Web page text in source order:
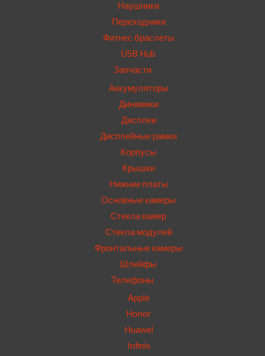
Наушники
Переходники
Фитнес браслеты
USB Hub
Запчасти
Аккумуляторы
Динамики
Дисплеи
Дисплейные рамки
Корпусы
Крышки
Нижние платы
Основные камеры
Стекла камер
Стекла модулей
Фронтальные камеры
Шлейфы
Телефоны
Apple
Honor
Huawei
Infinix